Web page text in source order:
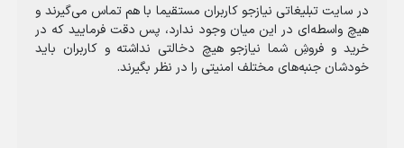
در سایت تبلیغاتی نیازجو کاربران مستقیما با هم تماس می‌گیرند و
هیچ واسطه‌ای در این میان وجود ندارد، پس دقت فرمایید که در
خرید و فروشِ شما نیازجو هیچ دخالتی نداشته و کاربران باید
خودشان جنبه‌های مختلف امنیتی را در نظر بگیرند.